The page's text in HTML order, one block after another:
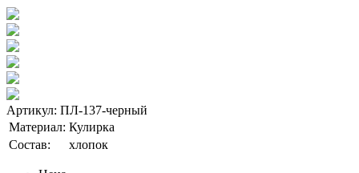
Артикул: ПЛ-137-черный
Материал: Кулирка
Состав:
хлопок